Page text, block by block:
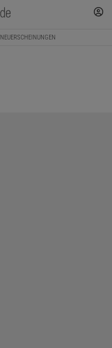
NEUERSCHEINUNGEN